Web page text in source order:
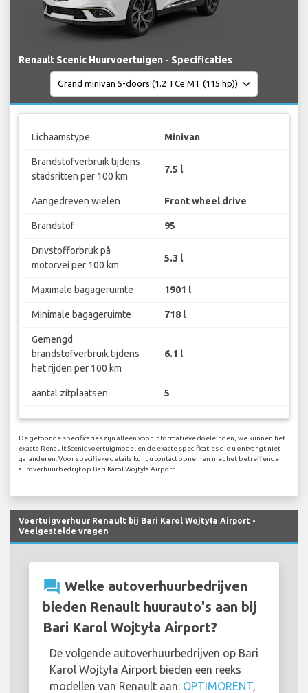
Renault Scenic Huurvoertuigen - Specificaties
Lichaamstype Minivan
Brandstofverbruik tijdens
stadsritten per 100 km
7.5 l
Aangedreven wielen Front wheel drive
Brandstof 95
Drivstofforbruk på
motorvei per 100 km
5.3 l
Maximale bagageruimte 1901 l
Minimale bagageruimte 718 l
Gemengd
brandstofverbruik tijdens
het rijden per 100 km
6.1 l
aantal zitplaatsen 5
De getoonde specificaties zijn alleen voor informatieve doeleinden, we kunnen het
exacte Renault Scenic voertuigmodel en de exacte specificaties die u ontvangt niet
garanderen. Voor specifieke details kunt u contact opnemen met het betreffende
autoverhuurbedrijf op Bari Karol Wojtyła Airport.
Voertuigverhuur Renault bij Bari Karol Wojtyła Airport -
Veelgestelde vragen
question_answer Welke autoverhuurbedrijven
bieden Renault huurauto's aan bij
Bari Karol Wojtyła Airport?
De volgende autoverhuurbedrijven op Bari
Karol Wojtyła Airport bieden een reeks
modellen van Renault aan: OPTIMORENT